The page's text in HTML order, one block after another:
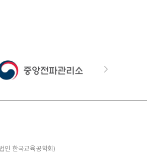
한국교육공학회)